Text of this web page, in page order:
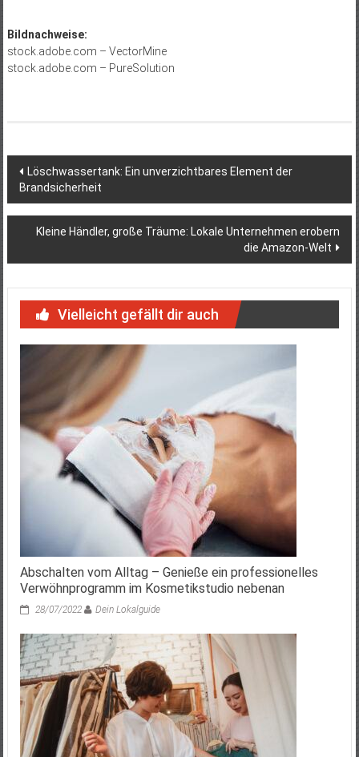
Bildnachweise:
stock.adobe.com – VectorMine
stock.adobe.com – PureSolution
Beitragsnavigation
Löschwassertank: Ein unverzichtbares Element der
Brandsicherheit
Kleine Händler, große Träume: Lokale Unternehmen erobern
die Amazon-Welt
Vielleicht gefällt dir auch
Abschalten vom Alltag – Genieße ein professionelles
Verwöhnprogramm im Kosmetikstudio nebenan
28/07/2022 Dein Lokalguide